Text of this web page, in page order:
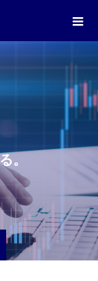
る。